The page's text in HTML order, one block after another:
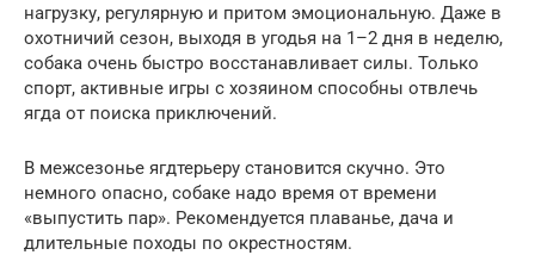
нагрузку, регулярную и притом эмоциональную. Даже в
охотничий сезон, выходя в угодья на 1–2 дня в неделю,
собака очень быстро восстанавливает силы. Только
спорт, активные игры с хозяином способны отвлечь
ягда от поиска приключений.
В межсезонье ягдтерьеру становится скучно. Это
немного опасно, собаке надо время от времени
«выпустить пар». Рекомендуется плаванье, дача и
длительные походы по окрестностям.